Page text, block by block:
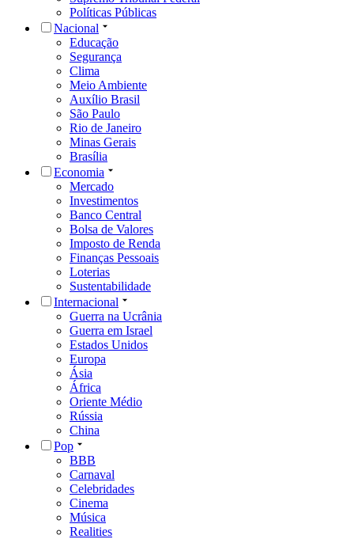
Políticas Públicas
Nacional
Educação
Segurança
Clima
Meio Ambiente
Auxílio Brasil
São Paulo
Rio de Janeiro
Minas Gerais
Brasília
Economia
Mercado
Investimentos
Banco Central
Bolsa de Valores
Imposto de Renda
Finanças Pessoais
Loterias
Sustentabilidade
Internacional
Guerra na Ucrânia
Guerra em Israel
Estados Unidos
Europa
Ásia
África
Oriente Médio
Rússia
China
Pop
BBB
Carnaval
Celebridades
Cinema
Música
Realities